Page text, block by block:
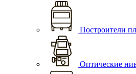
Построители
Оптические